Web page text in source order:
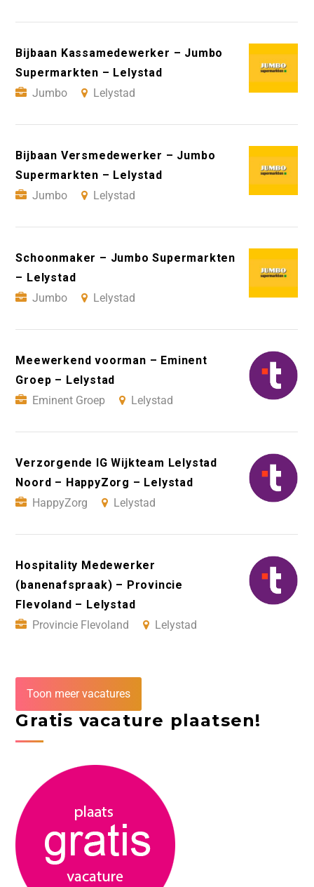
Bijbaan Kassamedewerker – Jumbo
Supermarkten – Lelystad
Jumbo
Lelystad
Bijbaan Versmedewerker – Jumbo
Supermarkten – Lelystad
Jumbo
Lelystad
Schoonmaker – Jumbo Supermarkten
– Lelystad
Jumbo
Lelystad
Meewerkend voorman – Eminent
Groep – Lelystad
Eminent Groep
Lelystad
Verzorgende IG Wijkteam Lelystad
Noord – HappyZorg – Lelystad
HappyZorg
Lelystad
Hospitality Medewerker
(banenafspraak) – Provincie
Flevoland – Lelystad
Provincie Flevoland
Lelystad
Toon meer vacatures
Gratis vacature plaatsen!